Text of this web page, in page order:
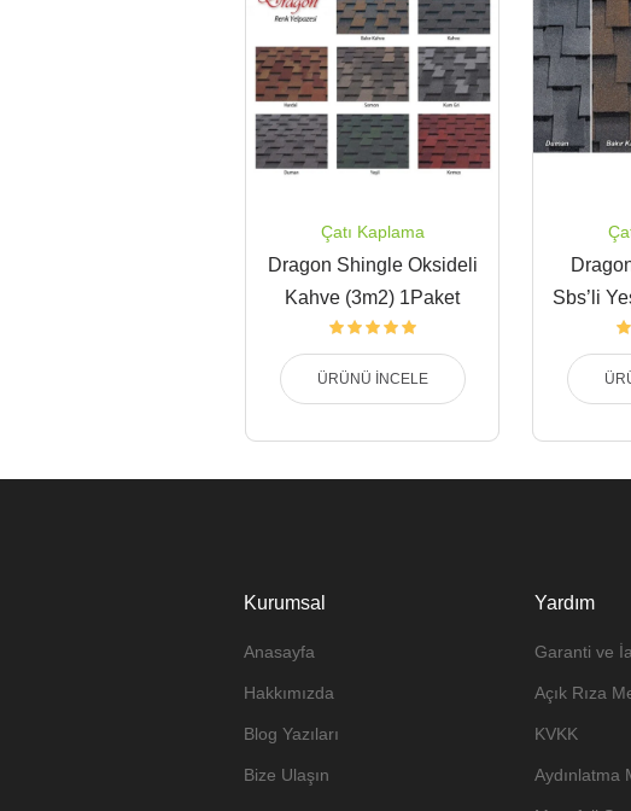
Çatı Kaplama
Dragon Shingle Oksideli
Kahve (3m2) 1Paket
ÜRÜNÜ İNCELE
Sbs’li
Kurumsal
Anasayfa
Hakkımızda
Blog Yazıları
Bize Ulaşın
Yardım
Garanti ve
Açık Rıza
KVKK
Aydınlatma